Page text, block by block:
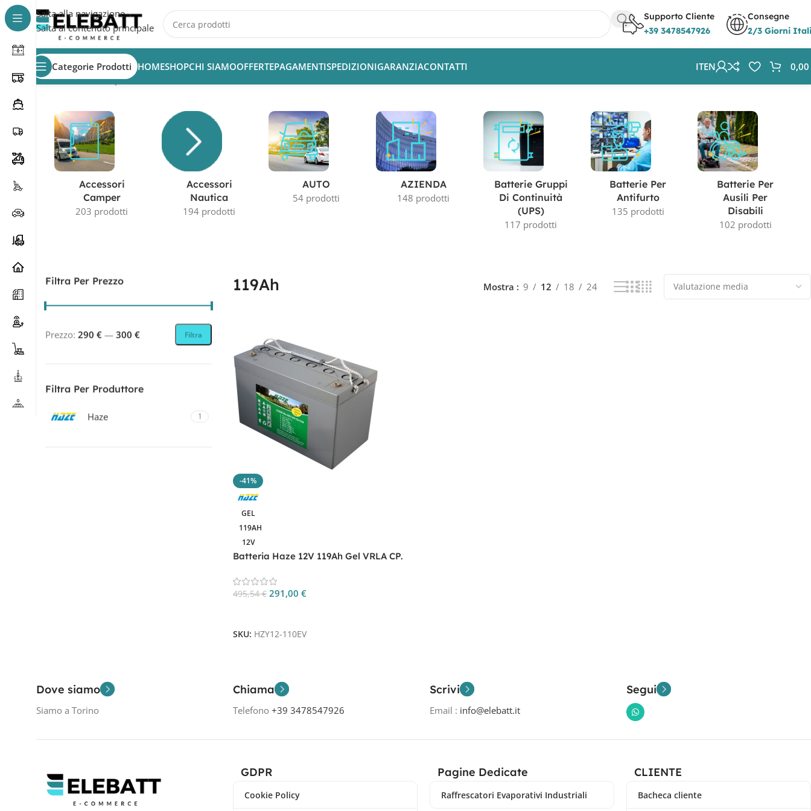
Salta alla navigazione
Salta al contenuto principale
Supporto Cliente
+39 3478547926
Consegne
2/3 Giorni
Categorie Prodotti HOMESHOPCHI SIAMOOFFERTEPAGAMENTISPEDIZIONIGARANZIACONTATTI ITEN
0,00
Home/Prodotto Capacità in AH
Accessori
Camper
203 prodotti
Accessori
Nautica
194 prodotti
AUTO
54 prodotti
AZIENDA
148 prodotti
Batterie Gruppi
Di Continuità
(UPS)
117 prodotti
Batterie Per
Antifurto
135 prodotti
Batterie Per
Ausili Per
Disabili
102 prodotti
Filtra Per Prezzo
Filtra
Prezzo: 290 € — 300 €
Filtra Per Produttore
Haze 1
119Ah Mostra 9 12 18 24
-41%
GEL
119AH
12V
Batteria Haze 12V 119Ah Gel VRLA CP.
495,54€ 291,00 €
SKU: HZY12-110EV
Dove siamo
Siamo a Torino
Chiama
Telefono +39 3478547926
Scrivi
Email : info@elebatt.it
Segui
GDPR
Cookie Policy
Pagine Dedicate
Raffrescatori Evaporativi Industriali
CLIENTE
Bacheca cliente